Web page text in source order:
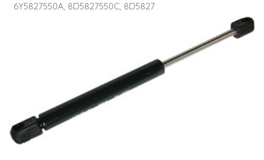
6Y5827550A, 8D5827550C, 8D5827